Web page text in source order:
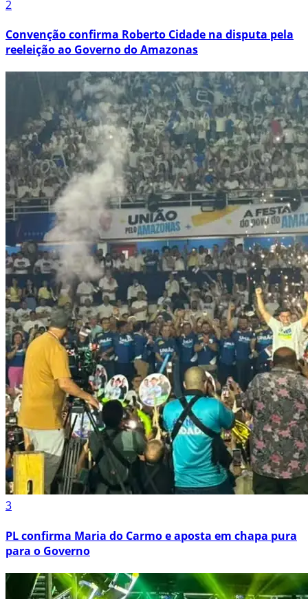
2
Convenção confirma Roberto Cidade na disputa pela
reeleição ao Governo do Amazonas
3
PL confirma Maria do Carmo e aposta em chapa pura
para o Governo